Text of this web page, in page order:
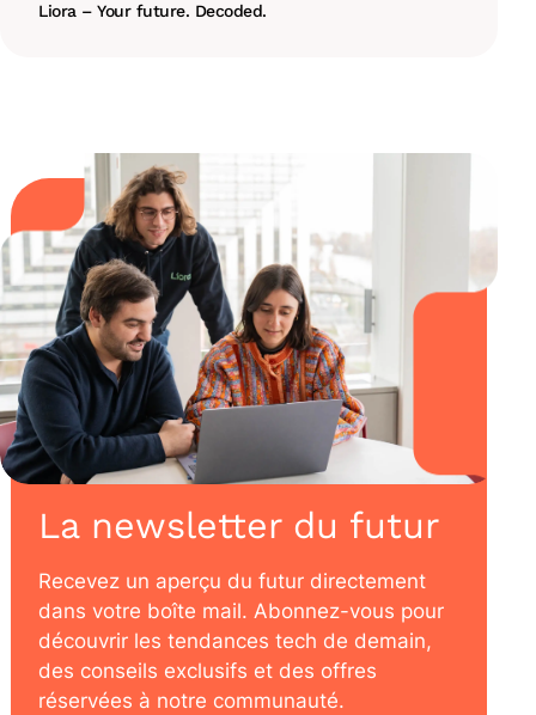
Liora – Your future. Decoded.
La newsletter du futur
Recevez un aperçu du futur directement
dans votre boîte mail. Abonnez-vous pour
découvrir les tendances tech de demain,
des conseils exclusifs et des offres
réservées à notre communauté.